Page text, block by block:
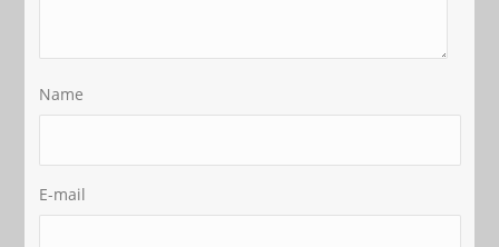
Name
E-mail